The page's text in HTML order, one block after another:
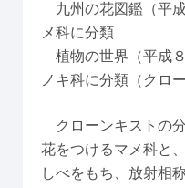
九州の花図鑑（
メ科に分類
植物の世界（平成
ノキ科に分類（クロ
クローンキストの
花をつけるマメ科と
しべをもち、放射相